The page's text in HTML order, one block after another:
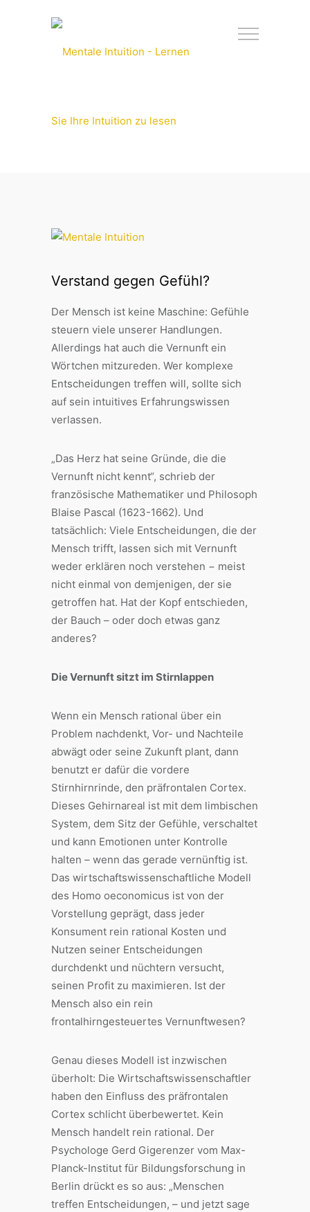
Verstand gegen Gefühl?
Der Mensch ist keine Maschine: Gefühle
steuern viele unserer Handlungen.
Allerdings hat auch die Vernunft ein
Wörtchen mitzureden. Wer komplexe
Entscheidungen treffen will, sollte sich
auf sein intuitives Erfahrungswissen
verlassen.
„Das Herz hat seine Gründe, die die
Vernunft nicht kennt“, schrieb der
französische Mathematiker und Philosoph
Blaise Pascal (1623-1662). Und
tatsächlich: Viele Entscheidungen, die der
Mensch trifft, lassen sich mit Vernunft
weder erklären noch verstehen − meist
nicht einmal von demjenigen, der sie
getroffen hat. Hat der Kopf entschieden,
der Bauch – oder doch etwas ganz
anderes?
Die Vernunft sitzt im Stirnlappen
Wenn ein Mensch rational über ein
Problem nachdenkt, Vor- und Nachteile
abwägt oder seine Zukunft plant, dann
benutzt er dafür die vordere
Stirnhirnrinde, den präfrontalen Cortex.
Dieses Gehirnareal ist mit dem limbischen
System, dem Sitz der Gefühle, verschaltet
und kann Emotionen unter Kontrolle
halten – wenn das gerade vernünftig ist.
Das wirtschaftswissenschaftliche Modell
des Homo oeconomicus ist von der
Vorstellung geprägt, dass jeder
Konsument rein rational Kosten und
Nutzen seiner Entscheidungen
durchdenkt und nüchtern versucht,
seinen Profit zu maximieren. Ist der
Mensch also ein rein
frontalhirngesteuertes Vernunftwesen?
Genau dieses Modell ist inzwischen
überholt: Die Wirtschaftswissenschaftler
haben den Einfluss des präfrontalen
Cortex schlicht überbewertet. Kein
Mensch handelt rein rational. Der
Psychologe Gerd Gigerenzer vom Max-
Planck-Institut für Bildungsforschung in
Berlin drückt es so aus: „Menschen
treffen Entscheidungen, – und jetzt sage